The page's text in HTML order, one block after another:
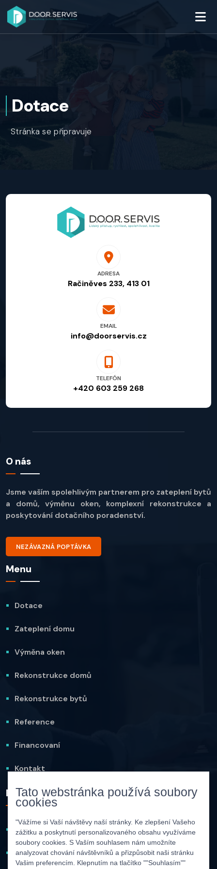
Dotace
Stránka se připravuje
ADRESA
Račiněves 233, 413 01
EMAIL
info@doorservis.cz
TELEFÓN
+420 603 259 268
O nás
Jsme vaším spolehlivým partnerem pro zateplení bytů
a domů, výměnu oken, komplexní rekonstrukce a
poskytování dotačního poradenství.
NEZÁVAZNÁ POPTÁVKA
Menu
Dotace
Zateplení domu
Výměna oken
Rekonstrukce domů
Rekonstrukce bytů
Reference
Financovaní
Kontakt
Informace
Cookies
Zásady ochrany osobních údajů
Tato webstránka používá soubory
cookies
"Vážíme si Vaší návštěvy naší stránky. Ke zlepšení Vašeho
zážitku a poskytnutí personalizovaného obsahu využíváme
soubory cookies. S Vaším souhlasem nám umožníte
analyzovat chování návštěvníků a přizpůsobit naši stránku
Vašim preferencím. Klepnutím na tlačítko ""Souhlasím""